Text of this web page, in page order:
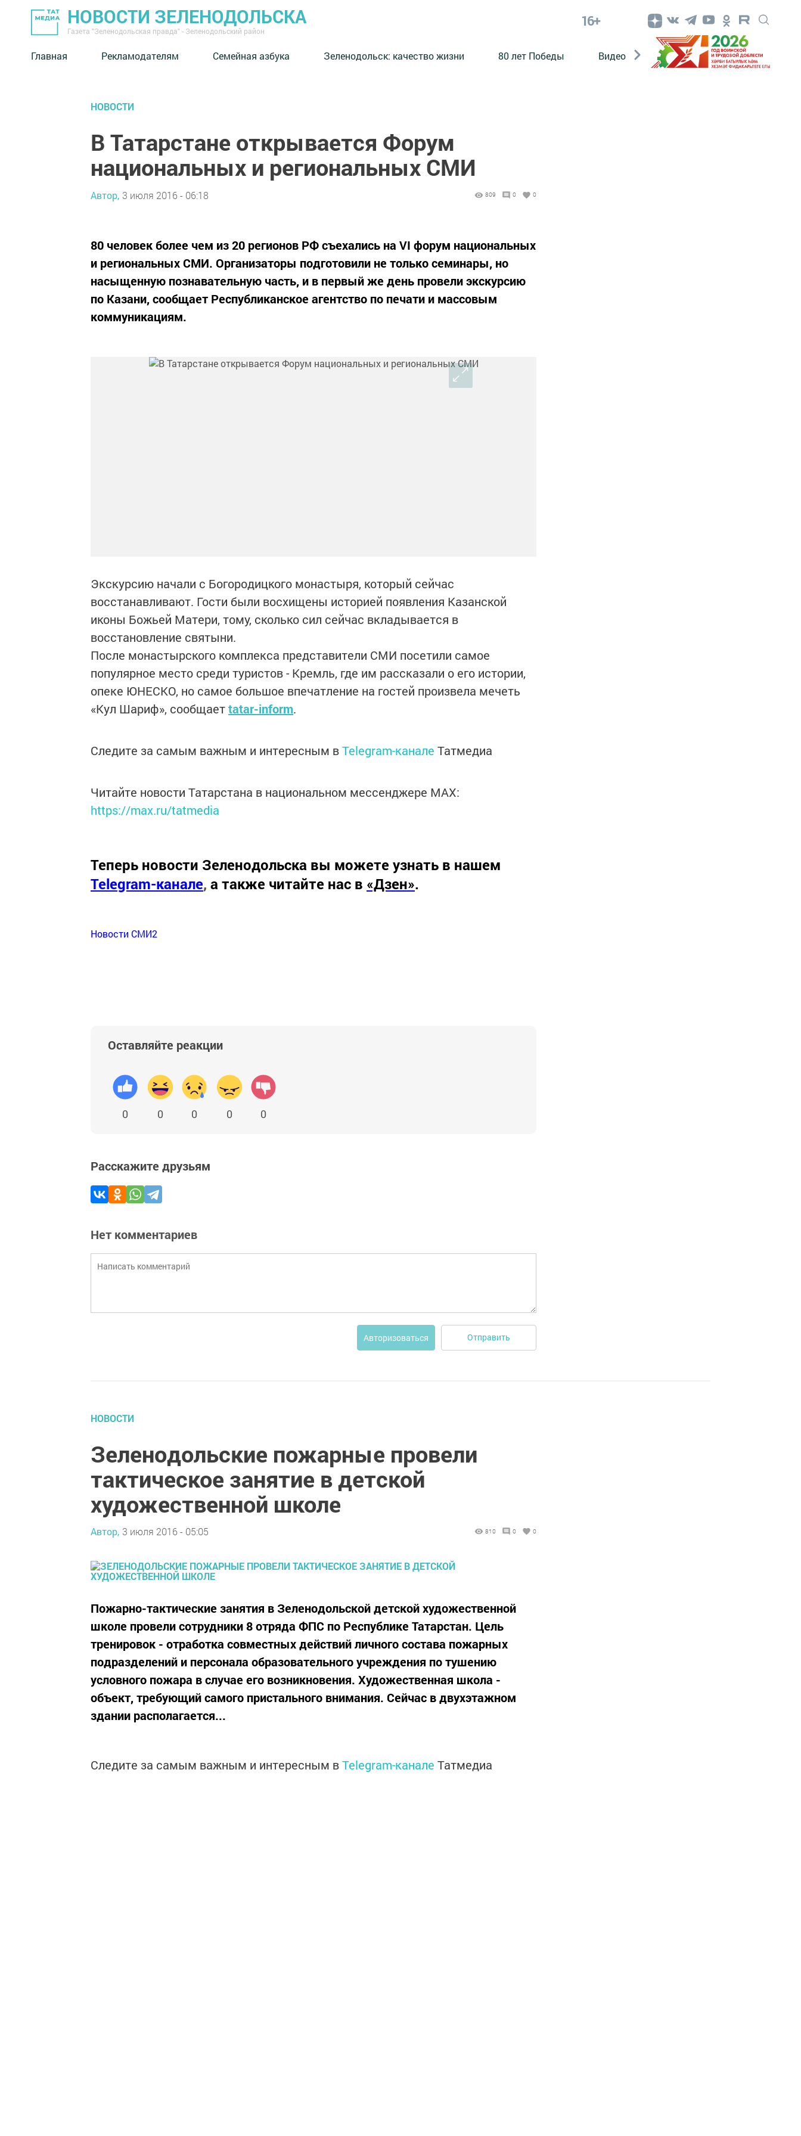
НОВОСТИ ЗЕЛЕНОДОЛЬСКА
Газета "Зеленодольская правда" - Зеленодольский район
16+
Главная Рекламодателям Семейная азбука ⁠Зеленодольск: качество жизни 80 лет Победы Видео Конкурсы ЭтноДети
НОВОСТИ
В Татарстане открывается Форум
национальных и региональных СМИ
Автор, 3 июля 2016 - 06:18 809 0 0
80 человек более чем из 20 регионов РФ съехались на VI форум национальных
и региональных СМИ. Организаторы подготовили не только семинары, но
насыщенную познавательную часть, и в первый же день провели экскурсию
по Казани, сообщает Республиканское агентство по печати и массовым
коммуникациям.
Экскурсию начали с Богородицкого монастыря, который сейчас
восстанавливают. Гости были восхищены историей появления Казанской
иконы Божьей Матери, тому, сколько сил сейчас вкладывается в
восстановление святыни.
После монастырского комплекса представители СМИ посетили самое
популярное место среди туристов - Кремль, где им рассказали о его истории,
опеке ЮНЕСКО, но самое большое впечатление на гостей произвела мечеть
«Кул Шариф», сообщаетtatar-inform.
Следите за самым важным и интересным вTelegram-канале Татмедиа
Читайте новости Татарстана в национальном мессенджере MАХ:
https://max.ru/tatmedia
Теперь новости Зеленодольска вы можете узнать в нашем
Telegram-канале, а также читайте нас в «Дзен».
Новости СМИ2
Оставляйте реакции
0 0 0 0 0
Расскажите друзьям
Нет комментариев
Авторизоваться Отправить
НОВОСТИ
Зеленодольские пожарные провели
тактическое занятие в детской
художественной школе
Автор, 3 июля 2016 - 05:05 810 0 0
Пожарно-тактические занятия в Зеленодольской детской художественной
школе провели сотрудники 8 отряда ФПС по Республике Татарстан. Цель
тренировок - отработка совместных действий личного состава пожарных
подразделений и персонала образовательного учреждения по тушению
условного пожара в случае его возникновения. Художественная школа -
объект, требующий самого пристального внимания. Сейчас в двухэтажном
здании располагается...
Следите за самым важным и интересным вTelegram-канале Татмедиа